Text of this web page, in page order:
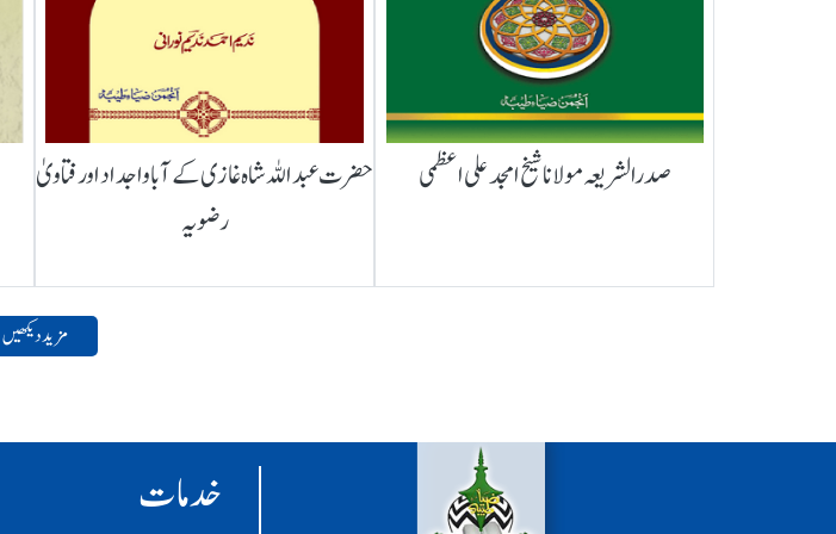
صدرالشریعہ مولانا شیخ امجد علی اعظمی
حضرت عبداللہ شاہ غازی کے آباواجداد اور فتاویٰ
رضویہ
مزید دیکھیں
خدمات